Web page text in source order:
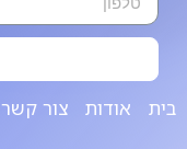
בית אודות צור קשר